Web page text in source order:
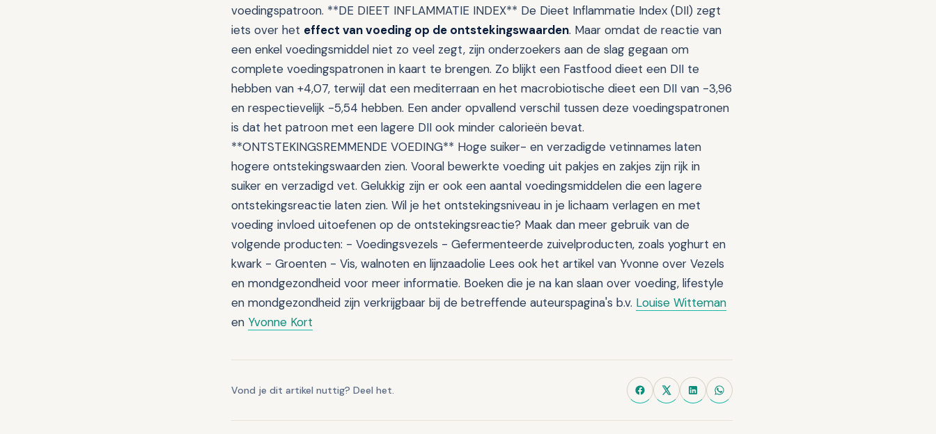
voedingspatroon. **DE DIEET INFLAMMATIE INDEX** De Dieet Inflammatie Index (DII) zegt
iets over het effect van voeding op de ontstekingswaarden. Maar omdat de reactie van
een enkel voedingsmiddel niet zo veel zegt, zijn onderzoekers aan de slag gegaan om
complete voedingspatronen in kaart te brengen. Zo blijkt een Fastfood dieet een DII te
hebben van +4,07, terwijl dat een mediterraan en het macrobiotische dieet een DII van -3,96
en respectievelijk -5,54 hebben. Een ander opvallend verschil tussen deze voedingspatronen
is dat het patroon met een lagere DII ook minder calorieën bevat.
**ONTSTEKINGSREMMENDE VOEDING** Hoge suiker- en verzadigde vetinnames laten
hogere ontstekingswaarden zien. Vooral bewerkte voeding uit pakjes en zakjes zijn rijk in
suiker en verzadigd vet. Gelukkig zijn er ook een aantal voedingsmiddelen die een lagere
ontstekingsreactie laten zien. Wil je het ontstekingsniveau in je lichaam verlagen en met
voeding invloed uitoefenen op de ontstekingsreactie? Maak dan meer gebruik van de
volgende producten: - Voedingsvezels - Gefermenteerde zuivelproducten, zoals yoghurt en
kwark - Groenten - Vis, walnoten en lijnzaadolie Lees ook het artikel van Yvonne over Vezels
en mondgezondheid voor meer informatie. Boeken die je na kan slaan over voeding, lifestyle
en mondgezondheid zijn verkrijgbaar bij de betreffende auteurspagina's b.v. Louise Witteman
en Yvonne Kort
Vond je dit artikel nuttig? Deel het.